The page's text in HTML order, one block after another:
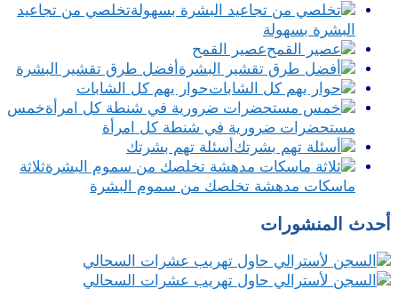
تخلصي من تجاعيد
البشرة بسهولة
عصير القمح
أفضل طرق تقشير البشرة
حوار يهم كل الشابات
خمس
مستحضرات ضرورية في شنطة كل امرأة
أسئلة تهم بشرتك
ثلاثة
ماسكات مدهشة تخلصك من سموم البشرة
أحدث المنشورات